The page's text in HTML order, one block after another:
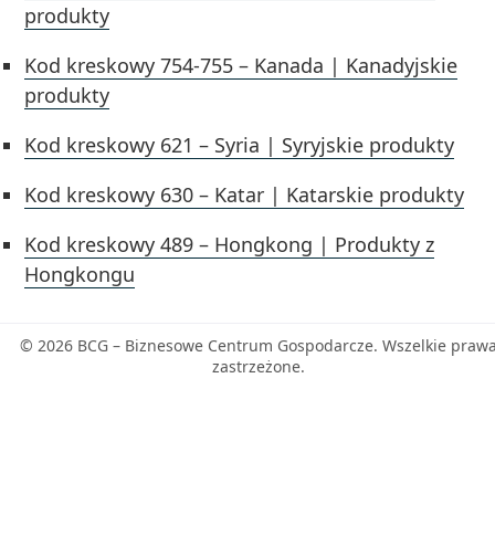
produkty
Kod kreskowy 754-755 – Kanada | Kanadyjskie
produkty
Kod kreskowy 621 – Syria | Syryjskie produkty
Kod kreskowy 630 – Katar | Katarskie produkty
Kod kreskowy 489 – Hongkong | Produkty z
Hongkongu
© 2026 BCG – Biznesowe Centrum Gospodarcze. Wszelkie
zastrzeżone.